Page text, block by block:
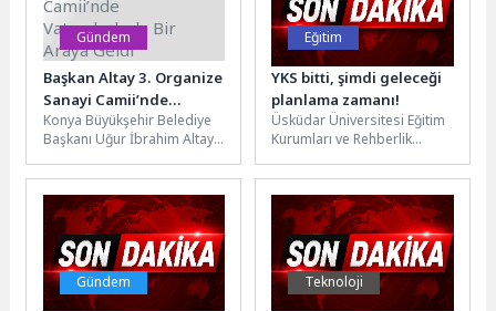
Gündem
Başkan Altay 3. Organize
Sanayi Camii’nde
Vatandaşlarla Bir Araya
Geldi
Konya Büyükşehir Belediye
Başkanı Uğur İbrahim Altay,
kapsamında Selçuklu
Belediyesi Başkan Vekili Ali...
Eğitim
YKS bitti, şimdi geleceği
planlama zamanı!
Üsküdar Üniversitesi Eğitim
Kurumları ve Rehberlik
Psikolojik Danışman Özgür
Akoğlan, 20-21 Haziran...
Gündem Teknoloji